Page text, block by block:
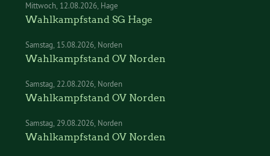
Mittwoch 12.08.2026 Hage
Wahlkampfstand SG Hage
Samstag 15.08.2026 Norden
Wahlkampfstand OV Norden
Samstag 22.08.2026 Norden
Wahlkampfstand OV Norden
Samstag 29.08.2026 Norden
Wahlkampfstand OV Norden